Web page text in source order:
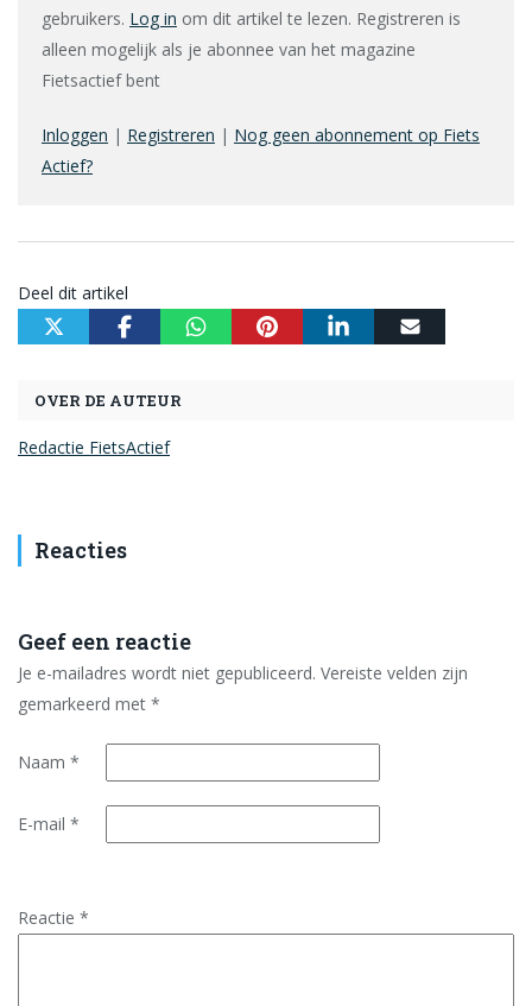
gebruikers. Log in om dit artikel te lezen. Registreren is
alleen mogelijk als je abonnee van het magazine
Fietsactief bent
Inloggen | Registreren | Nog geen abonnement op Fiets
Actief?
Deel dit artikel
OVER DE AUTEUR
Redactie FietsActief
Reacties
Geef een reactie
Je e-mailadres wordt niet gepubliceerd. Vereiste velden zijn
gemarkeerd met *
Naam *
E-mail *
Reactie *